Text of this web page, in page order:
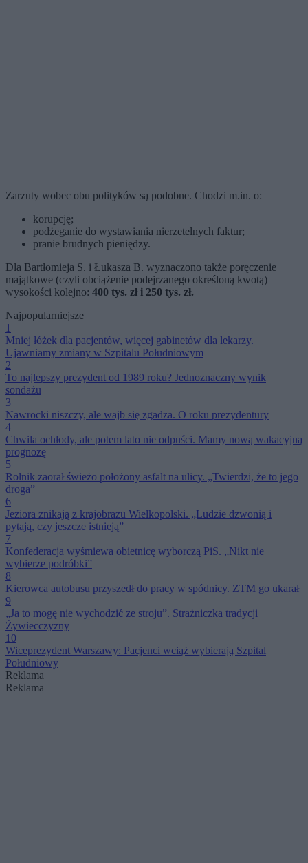
Zarzuty wobec obu polityków są podobne. Chodzi m.in. o:
korupcję;
podżeganie do wystawiania nierzetelnych faktur;
pranie brudnych pieniędzy.
Dla Bartłomieja S. i Łukasza B. wyznaczono także poręczenie
majątkowe (czyli obciążenie podejrzanego określoną kwotą)
wysokości kolejno: 400 tys. zł i 250 tys. zł.
Najpopularniejsze
1
Mniej łóżek dla pacjentów, więcej gabinetów dla lekarzy.
Ujawniamy zmiany w Szpitalu Południowym
2
To najlepszy prezydent od 1989 roku? Jednoznaczny wynik
sondażu
3
Nawrocki niszczy, ale wajb się zgadza. O roku prezydentury
4
Chwila ochłody, ale potem lato nie odpuści. Mamy nową wakacyjną
prognozę
5
Rolnik zaorał świeżo położony asfalt na ulicy. „Twierdzi, że to jego
droga”
6
Jeziora znikają z krajobrazu Wielkopolski. „Ludzie dzwonią i
pytają, czy jeszcze istnieją”
7
Konfederacja wyśmiewa obietnicę wyborczą PiS. „Nikt nie
wybierze podróbki”
8
Kierowca autobusu przyszedł do pracy w spódnicy. ZTM go ukarał
9
„Ja to mogę nie wychodzić ze stroju”. Strażniczka tradycji
Żywiecczyzny
10
Wiceprezydent Warszawy: Pacjenci wciąż wybierają Szpital
Południowy
Reklama
Reklama